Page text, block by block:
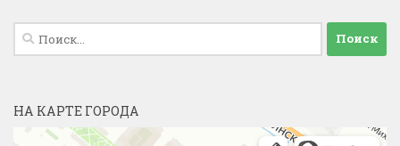
Найти:
НА КАРТЕ ГОРОДА